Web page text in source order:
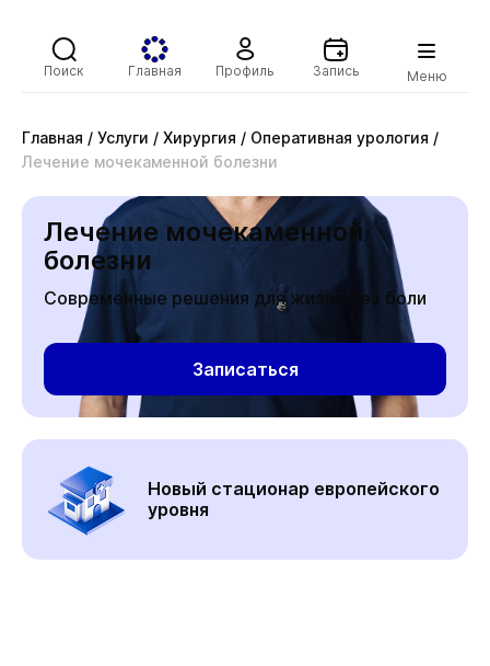
Поиск Главная Профиль Запись Меню
Главная / Услуги / Хирургия / Оперативная урология /
Лечение мочекаменной болезни
Лечение мочекаменной
болезни
Современные решения для жизни без боли
Записаться
Новый стационар европейского
уровня